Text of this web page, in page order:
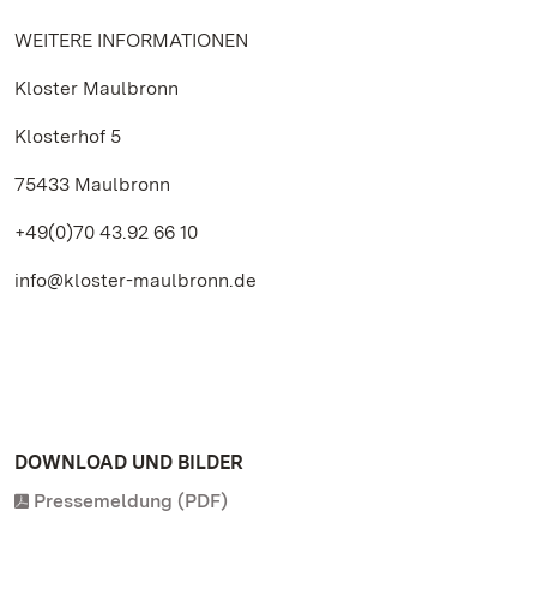
WEITERE INFORMATIONEN
Kloster Maulbronn
Klosterhof 5
75433 Maulbronn
+49(0)70 43.92 66 10
info@kloster-maulbronn.de
DOWNLOAD UND BILDER
Pressemeldung (PDF)